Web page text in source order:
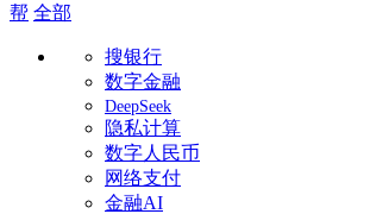
帮 全部
搜银行
数字金融
DeepSeek
隐私计算
数字人民币
网络支付
金融AI